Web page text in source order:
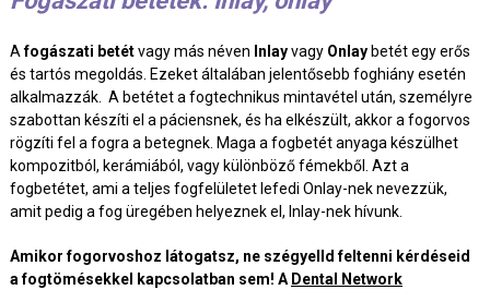
Afogászati betétvagy más néven Inlayvagy Onlay betét egy erős
és tartós megoldás. Ezeket általában jelentősebb foghiány esetén
alkalmazzák. A betétet a fogtechnikus mintavétel után, személyre
szabottan készíti el a páciensnek, és ha elkészült, akkor a fogorvos
rögzíti fel a fogra a betegnek. Maga a fogbetét anyaga készülhet
kompozitból, kerámiából, vagy különböző fémekből. Azt a
fogbetétet, ami a teljes fogfelületet lefedi Onlay-nek nevezzük,
amit pedig a fog üregében helyeznek el, Inlay-nek hívunk.
Amikor fogorvoshoz látogatsz, ne szégyelld feltenni kérdéseid
a fogtömésekkel kapcsolatban sem! A Dental Network